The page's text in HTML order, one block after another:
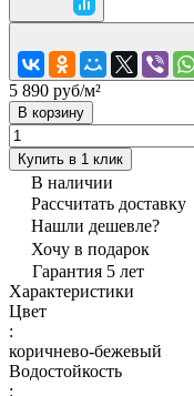
5 890 руб/м²
В корзину
Купить в 1 клик
В наличии
Рассчитать доставку
Нашли дешевле?
Хочу в подарок
Гарантия 5 лет
Характеристики
Цвет
:
коричнево-бежевый
Водостойкость
: